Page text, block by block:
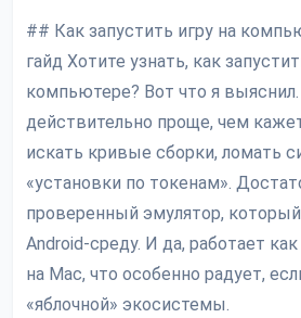
## Как запустить игру на
гайд Хотите узнать, как
компьютере? Вот что я
действительно проще, чем
искать кривые сборки, ломать
«установки по токенам».
проверенный эмулятор,
Android-среду. И да, работает
на Mac, что особенно радует,
«яблочной» экосистемы.